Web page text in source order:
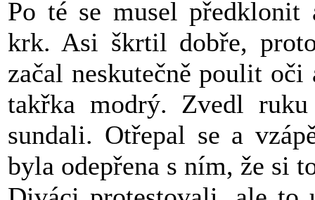
Po té se musel
krk. Asi škrtil dobře,
začal neskutečně poulit
takřka modrý. Zvedl
sundali. Otřepal se a
byla odepřena s ním, že si